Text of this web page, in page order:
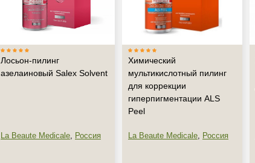
Лосьон-пилинг
азелаиновый Salex Solvent
La Beaute Medicale, Россия
Химический
мультикислотный пилинг
для коррекции
гиперпигментации ALS
Peel
La Beaute Medicale, Россия